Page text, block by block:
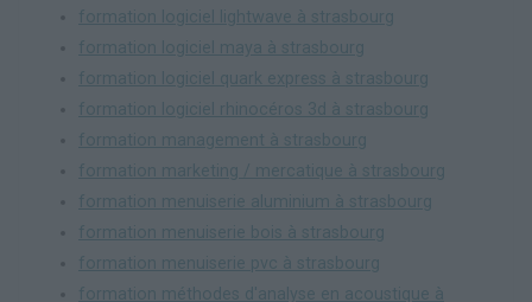
formation logiciel lightwave à strasbourg
formation logiciel maya à strasbourg
formation logiciel quark express à strasbourg
formation logiciel rhinocéros 3d à strasbourg
formation management à strasbourg
formation marketing / mercatique à strasbourg
formation menuiserie aluminium à strasbourg
formation menuiserie bois à strasbourg
formation menuiserie pvc à strasbourg
formation méthodes d'analyse en acoustique à